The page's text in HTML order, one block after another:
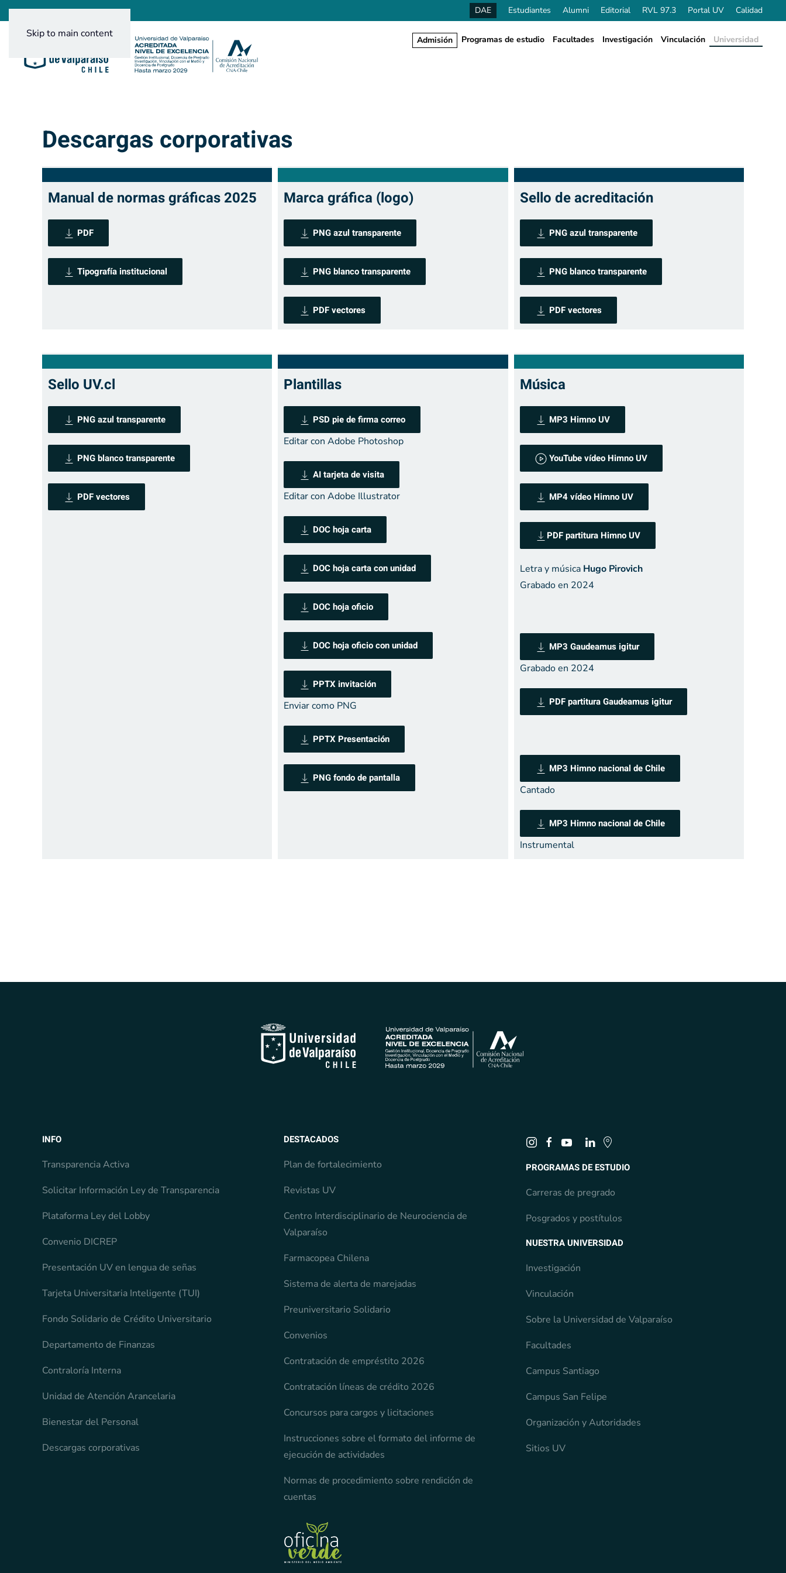
Skip to main content
DAE Estudiantes Alumni Editorial RVL 97.3 Portal UV Calidad
Admisión Programas de estudio Facultades Investigación Vinculación Universidad
Descargas corporativas
Manual de normas gráficas 2025
PDF
Tipografía institucional
Marca gráfica (logo)
PNG azul transparente
PNG blanco transparente
PDF vectores
Sello de acreditación
PNG azul transparente
PNG blanco transparente
PDF vectores
Sello UV.cl
PNG azul transparente
PNG blanco transparente
PDF vectores
Plantillas
PSD pie de firma correo
Editar con Adobe Photoshop
AI tarjeta de visita
Editar con Adobe Illustrator
DOC hoja carta
DOC hoja carta con unidad
DOC hoja oficio
DOC hoja oficio con unidad
PPTX invitación
Enviar como PNG
PPTX Presentación
PNG fondo de pantalla
Música
MP3 Himno UV
YouTube vídeo Himno UV
MP4 vídeo Himno UV
PDF partitura Himno UV
Letra y música Hugo Pirovich
Grabado en 2024
MP3 Gaudeamus igitur
Grabado en 2024
PDF partitura Gaudeamus igitur
MP3 Himno nacional de Chile
Cantado
MP3 Himno nacional de Chile
Instrumental
INFO
Transparencia Activa
Solicitar Información Ley de Transparencia
Plataforma Ley del Lobby
Convenio DICREP
Presentación UV en lengua de señas
Tarjeta Universitaria Inteligente (TUI)
Fondo Solidario de Crédito Universitario
Departamento de Finanzas
Contraloría Interna
Unidad de Atención Arancelaria
Bienestar del Personal
Descargas corporativas
DESTACADOS
Plan de fortalecimiento
Revistas UV
Centro Interdisciplinario de Neurociencia de
Valparaíso
Farmacopea Chilena
Sistema de alerta de marejadas
Preuniversitario Solidario
Convenios
Contratación de empréstito 2026
Contratación líneas de crédito 2026
Concursos para cargos y licitaciones
Instrucciones sobre el formato del informe de
ejecución de actividades
Normas de procedimiento sobre rendición de
cuentas
PROGRAMAS DE ESTUDIO
Carreras de pregrado
Posgrados y postítulos
NUESTRA UNIVERSIDAD
Investigación
Vinculación
Sobre la Universidad de Valparaíso
Facultades
Campus Santiago
Campus San Felipe
Organización y Autoridades
Sitios UV